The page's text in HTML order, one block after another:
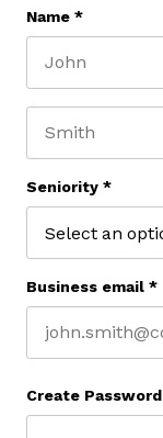
Name *
Seniority *
Business email *
Create Password